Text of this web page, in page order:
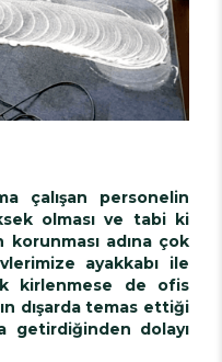
çalışan personelin
olması ve tabi ki
korunması adına çok
ayakkabı ile
kirlenmese de ofis
dışarda temas ettiği
getirdiğinden dolayı